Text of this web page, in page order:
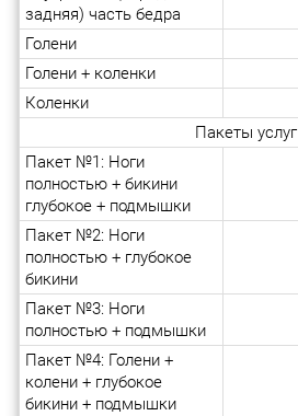
задняя) часть бедра
Голени
Голени + коленки
Коленки
Пакеты услуг
Пакет №1: Ноги
полностью + бикини
глубокое + подмышки
Пакет №2: Ноги
полностью + глубокое
бикини
Пакет №3: Ноги
полностью + подмышки
Пакет №4: Голени +
колени + глубокое
бикини + подмышки